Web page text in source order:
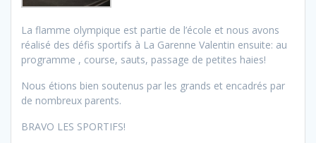
La flamme olympique est partie de l’école et nous avons
réalisé des défis sportifs à La Garenne Valentin ensuite: au
programme , course, sauts, passage de petites haies!
Nous étions bien soutenus par les grands et encadrés par
de nombreux parents.
BRAVO LES SPORTIFS!